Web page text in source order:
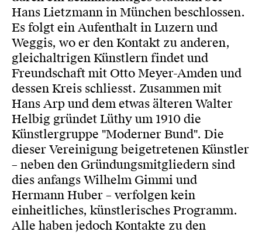
Hans Lietzmann in München beschlossen.
Es folgt ein Aufenthalt in Luzern und
Weggis, wo er den Kontakt zu anderen,
gleichaltrigen Künstlern findet und
Freundschaft mit Otto Meyer-Amden und
dessen Kreis schliesst. Zusammen mit
Hans Arp und dem etwas älteren Walter
Helbig gründet Lüthy um 1910 die
Künstlergruppe "Moderner Bund". Die
dieser Vereinigung beigetretenen Künstler
– neben den Gründungsmitgliedern sind
dies anfangs Wilhelm Gimmi und
Hermann Huber – verfolgen kein
einheitliches, künstlerisches Programm.
Alle haben jedoch Kontakte zu den